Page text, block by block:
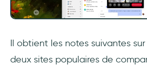
Il obtient les notes suivantes
deux sites populaires de